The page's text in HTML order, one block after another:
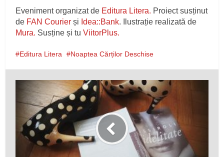
Eveniment organizat de Editura Litera. Proiect susținut
de FAN Courier și Idea::Bank. Ilustrație realizată de
Mura. Susține și tuViitorPlus.
Editura Litera Noaptea Cărților Deschise